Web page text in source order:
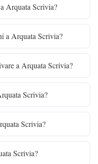
Arquata Scrivia?
a Arquata Scrivia?
a Arquata Scrivia?
Scrivia?
Scrivia?
Scrivia?